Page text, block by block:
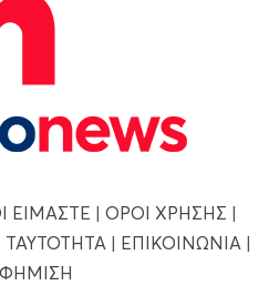
ΕΙΜΑΣΤΕ | ΟΡΟΙ ΧΡΗΣΗΣ |
ΤΑΥΤΟΤΗΤΑ | ΕΠΙΚΟΙΝΩΝΙΑ |